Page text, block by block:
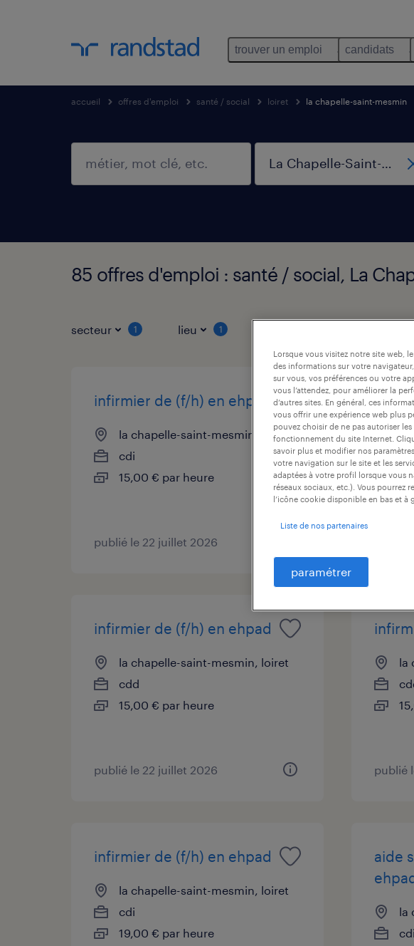
trouver un emploi candidats
accueil offres d'emploi santé / social loiret la chapelle-saint-mesmin
85 offres d'emploi : santé / social, La
secteur 1 lieu 1
infirmier de (f/h) en ehpad
la chapelle-saint-mesmin, loiret
cdi
15,00 € par heure
publié le 22 juillet 2026
aide
la
infirmier de (f/h) en ehpad
la chapelle-saint-mesmin, loiret
cdd
15,00 € par heure
publié le 22 juillet 2026
la
publié
infirmier de (f/h) en ehpad
la chapelle-saint-mesmin, loiret
cdi
19,00 € par heure
aide
la
cdi
Lorsque vous visitez notre site web,
des informations sur votre
sur vous, vos préférences ou votre
vous l’attendez, pour améliorer la
d’autres sites. En général, ces
vous offrir une expérience web plus
pouvez choisir de ne pas autoriser
fonctionnement du site Internet.
savoir plus et modifier nos
votre navigation sur le site et les
adaptées à votre profil lorsque vous
réseaux sociaux, etc.). Vous pourrez
l’icône cookie disponible en bas et à
Liste de nos partenaires
paramétrer